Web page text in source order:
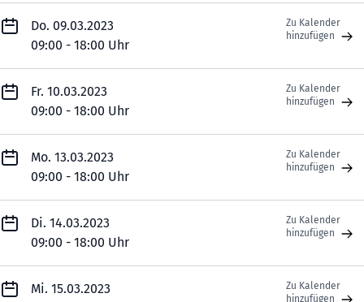
Do. 09.03.2023
09:00 - 18:00 Uhr
Zu Kalender
hinzufügen
Fr. 10.03.2023
09:00 - 18:00 Uhr
Zu Kalender
hinzufügen
Mo. 13.03.2023
09:00 - 18:00 Uhr
Zu Kalender
hinzufügen
Di. 14.03.2023
09:00 - 18:00 Uhr
Zu Kalender
hinzufügen
Mi. 15.03.2023
Zu Kalender
hinzufügen